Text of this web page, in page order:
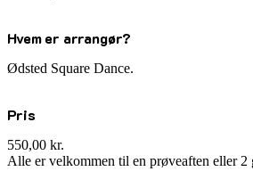
Hvem er arrangør?
Ødsted Square Dance.
Pris
550,00 kr.
Alle er velkommen til en prøveaften eller 2